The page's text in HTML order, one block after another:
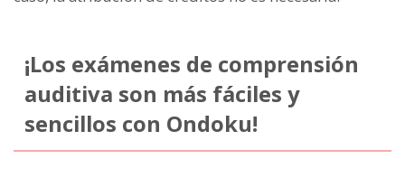
¡Los exámenes de comprensión
auditiva son más fáciles y
sencillos con Ondoku!